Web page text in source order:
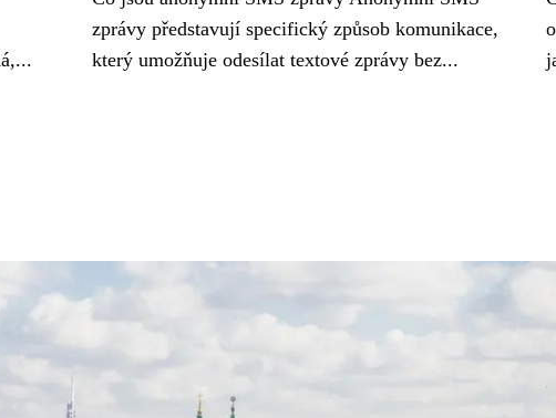
zprávy představují specifický způsob komunikace,
který umožňuje odesílat textové zprávy bez...